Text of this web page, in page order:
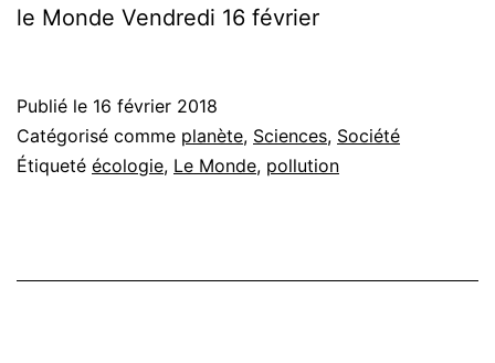
le Monde Vendredi 16 février
Publié le 16 février 2018
Catégorisé comme planète, Sciences, Société
Étiqueté écologie, Le Monde, pollution